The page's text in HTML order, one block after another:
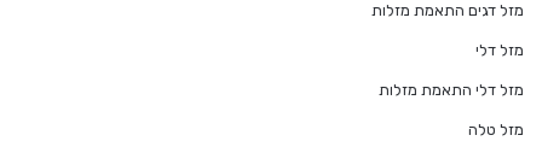
מזל דגים התאמת מזלות
מזל דלי
מזל דלי התאמת מזלות
מזל טלה